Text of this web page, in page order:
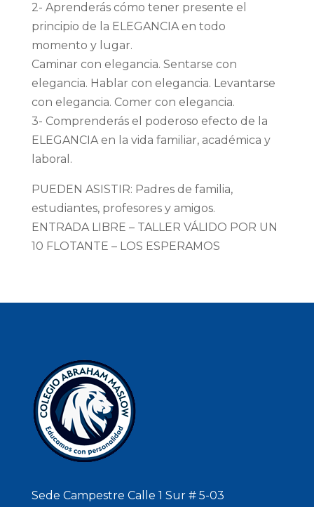
2- Aprenderás cómo tener presente el
principio de la ELEGANCIA en todo
momento y lugar.
Caminar con elegancia. Sentarse con
elegancia. Hablar con elegancia. Levantarse
con elegancia. Comer con elegancia.
3- Comprenderás el poderoso efecto de la
ELEGANCIA en la vida familiar, académica y
laboral.
PUEDEN ASISTIR: Padres de familia,
estudiantes, profesores y amigos.
ENTRADA LIBRE – TALLER VÁLIDO POR UN
10 FLOTANTE – LOS ESPERAMOS
Sede Campestre Calle 1 Sur # 5-03